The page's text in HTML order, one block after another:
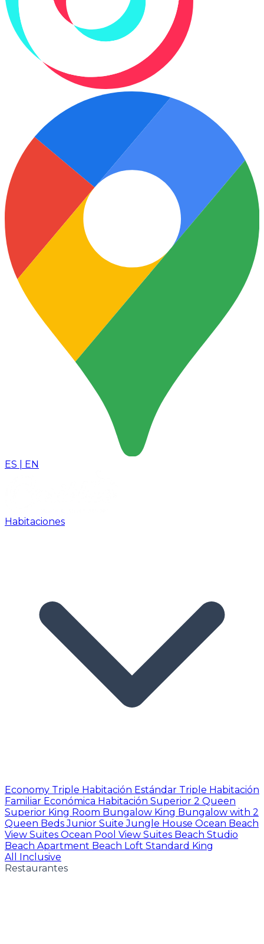
ES EN
Habitaciones
Economy Triple Habitación Estándar Triple Habitación
Familiar Económica Habitación Superior 2 Queen
Superior King Room Bungalow King Bungalow with 2
Queen BedsJunior SuiteJungle House Ocean Beach
View Suites Ocean Pool View Suites Beach Studio
Beach Apartment Beach Loft Standard King
All Inclusive
Restaurantes